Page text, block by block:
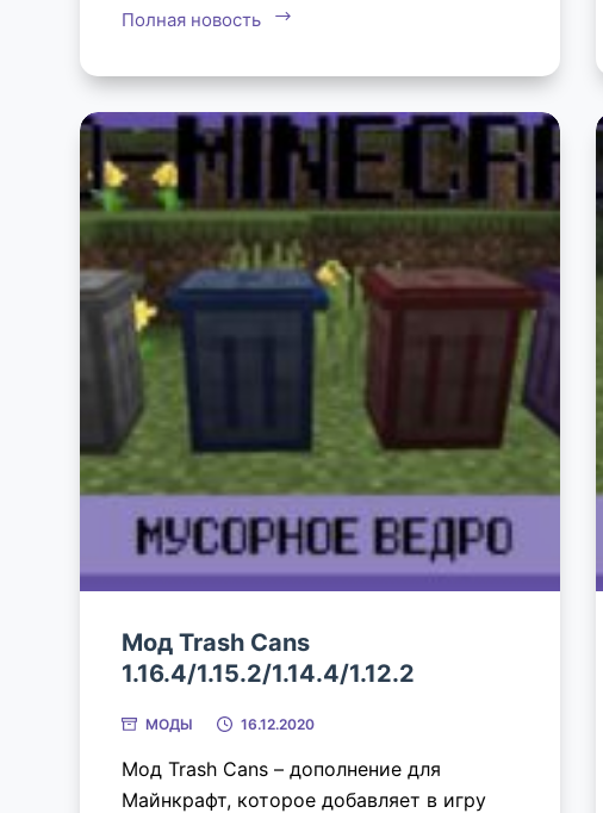
Полная новость
Мод Trash Cans
1.16.4/1.15.2/1.14.4/1.12.2
МОДЫ 16.12.2020
Мод Trash Cans – дополнение для
Майнкрафт, которое добавляет в игру